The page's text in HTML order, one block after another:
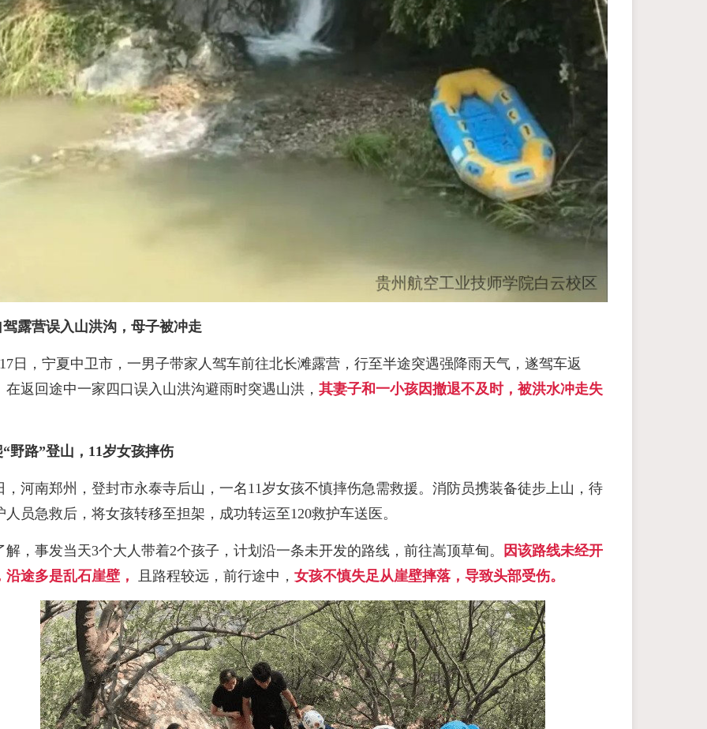
驾露营误入山洪沟，母子被冲走
日，宁夏中卫市，一男子带家人驾车前往北长滩露营，行至半途突遇强降雨天气，遂驾车返
在返回途中一家四口误入山洪沟避雨时突遇山洪， 其妻子和一小孩因撤退不及时，被洪水冲走失
“野路”登山，11岁女孩摔伤
，河南郑州，登封市永泰寺后山，一名11岁女孩不慎摔伤急需救援。消防员携装备徒步上山，待
人员急救后，将女孩转移至担架，成功转运至120救护车送医。
解，事发当天3个大人带着2个孩子，计划沿一条未开发的路线，前往嵩顶草甸。
因该路线未经开
沿途多是乱石崖壁， 且路程较远，前行途中， 女孩不慎失足从崖壁摔落， 导致头部受伤。